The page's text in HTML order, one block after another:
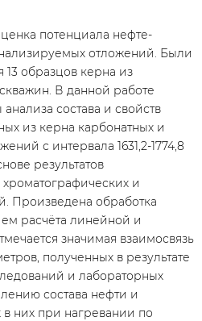
потенциала нефте-
отложений. Были
образцов керна из
В данной работе
состава и свойств
из керна карбонатных и
с интервала 1631,2-1774,8
результатов
и
Произведена обработка
расчёта линейной и
значимая взаимосвязь
полученных в результате
и лабораторных
состава нефти и
них при нагревании по